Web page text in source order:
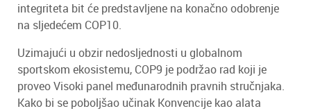
integriteta bit će predstavljene na konačno odobrenje
na sljedećem COP10.
Uzimajući u obzir nedosljednosti u globalnom
sportskom ekosistemu, COP9 je podržao rad koji je
proveo Visoki panel međunarodnih pravnih stručnjaka.
Kako bi se poboljšao učinak Konvencije kao alata